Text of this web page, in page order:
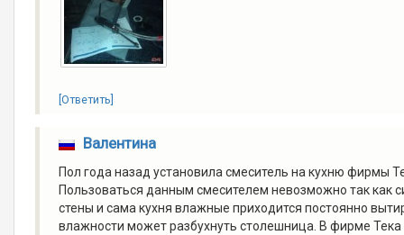
[Ответить]
Валентина
Пол года назад установила смеситель на кухню фирмы
Пользоваться данным смесителем невозможно так как
стены и сама кухня влажные приходится постоянно
влажности может разбухнуть столешница. В фирме